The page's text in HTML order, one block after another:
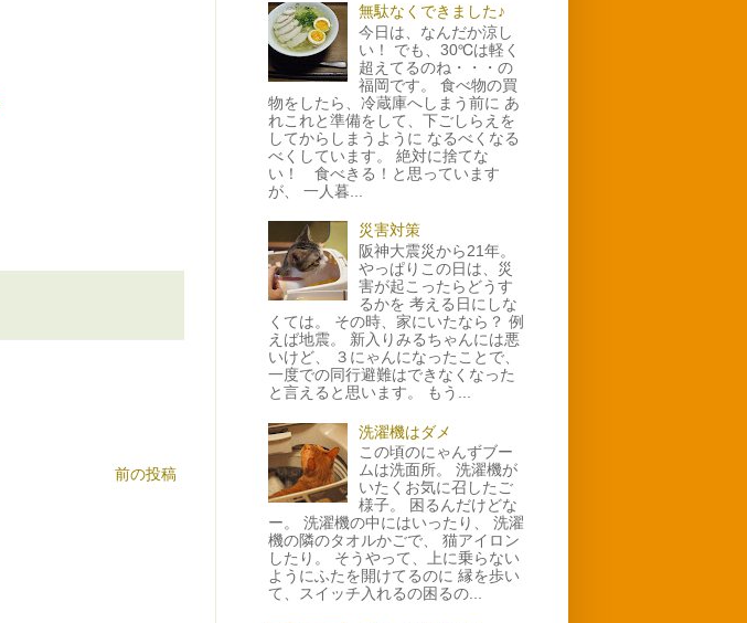
前の投稿
無駄なくできました♪
今日は、なんだか涼し
い！ でも、30℃は軽く
超えてるのね・・・の
福岡です。 食べ物の買
物をしたら、冷蔵庫へしまう前に あ
れこれと準備をして、下ごしらえを
してからしまうように なるべくなる
べくしています。 絶対に捨てな
い！ 食べきる！と思っています
が、 一人暮...
災害対策
阪神大震災から21年。
やっぱりこの日は、災
害が起こったらどうす
るかを 考える日にしな
くては。 その時、家にいたなら？ 例
えば地震。 新入りみるちゃんには悪
いけど、 ３にゃんになったことで、
一度での同行避難はできなくなった
と言えると思います。 もう...
洗濯機はダメ
この頃のにゃんずブー
ムは洗面所。 洗濯機が
いたくお気に召したご
様子。 困るんだけどな
ー。 洗濯機の中にはいったり、 洗濯
機の隣のタオルかごで、 猫アイロン
したり。 そうやって、上に乗らない
ようにふたを開けてるのに 縁を歩い
て、スイッチ入れるの困るの...